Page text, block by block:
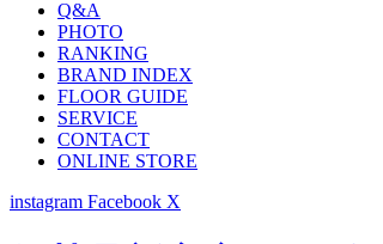
Q&A
PHOTO
RANKING
BRAND INDEX
FLOOR GUIDE
SERVICE
CONTACT
ONLINE STORE
instagram Facebook X